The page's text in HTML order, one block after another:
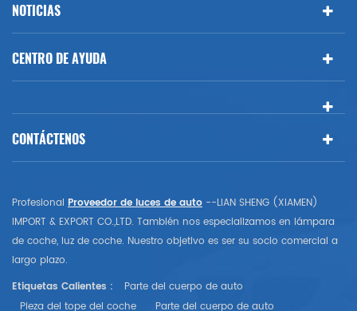
NOTICIAS
CENTRO DE AYUDA
CONTÁCTENOS
Profesional Proveedor de luces de auto --LIAN SHENG (XIAMEN)
IMPORT & EXPORT CO.,LTD. También nos especializamos en lámpara
de coche, luz de coche. Nuestro objetivo es ser su socio comercial a
largo plazo.
Etiquetas Calientes :
Parte del cuerpo de auto
Pieza del tope del coche
Parte del cuerpo de auto